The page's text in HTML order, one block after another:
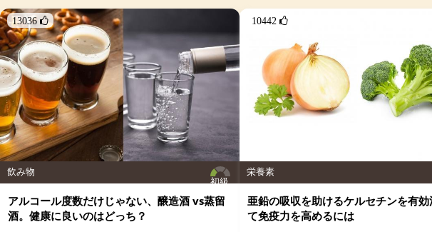
・ミント 2～3枚
＜作り方＞
１．パイナップルは一口大に切って凍らせておく。
２．パイナップル、ココナッツミルク、ライムをミキ
サーに入れ、滑らかになるまで攪拌します。
３．グラスに注ぎ、ミントを飾ってできあがり。
＜作り方＞
１．ボールに卵
２．1.にオリゴ
び泡立ててフワ
３．グラスの2/3
リームを載せて
お好みでカカオ
13036 
初級
飲み物
アルコール度数だけじゃない、醸造酒 vs蒸留
酒。健康に良いのはどっち？
10442 
栄養素
亜鉛の吸収を助けるケルセチンを有効
て免疫力を高めるには